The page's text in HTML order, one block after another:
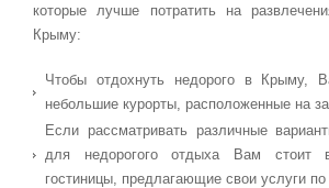
которые лучше потратить на
Крыму:
Чтобы отдохнуть недорого в Крыму,
небольшие курорты, расположенные на
Если рассматривать различные
для недорогого отдыха Вам стоит
гостиницы, предлагающие свои услуги